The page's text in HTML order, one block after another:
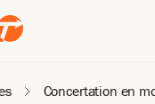
Concertation en